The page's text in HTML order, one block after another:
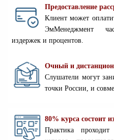
ПРЕИМУЩЕСТВАПредоставление
Клиент может
ЭмМенеджмент
издержек и процентов.
Очный и
Слушатели могут
точки России, и
80% курса состоит
Практика